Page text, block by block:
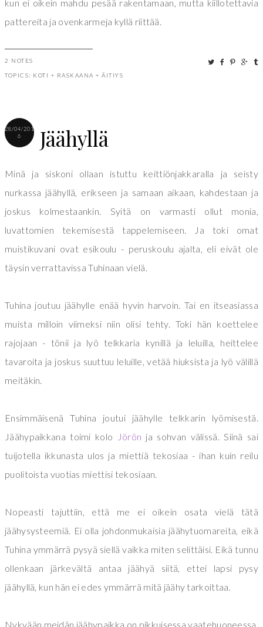
kun ei oikein mahdu pesää rakentamaan, mutta kiillotettavia
pattereita ja ovenkarmeja kyllä riittää.
2 NOTES
TOPICS: KOTI + RASKAANA + ÄITIYS
28/04/201
6
Jäähyllä
Minä ja siskoni ollaan istuttu keittiönjakkaralla ja seisty
nurkassa jäähyllä, erikseen ja samaan aikaan, kahdestaan ja
joskus kolmestaankin. Syitä on varmasti ollut monia,
luvattomien tekemisestä tappelemiseen. Ja toki omat
muistikuvani ovat esikoulu - peruskoulu ajalta, eli eivät ole
täysin verrattavissa Tuhinaan vielä.
Tuhina joutuu jäähylle enää hyvin harvoin. Tai en itseasiassa
muista milloin viimeksi niin olisi tehty. Toki hän koettelee
rajojaan - tönii ja lyö telkkaria kynillä ja leluilla, heittelee
tavaroita ja joskus suuttuu leluille, vetää hiuksista ja lyö välillä
meitäkin.
Ensimmäisenä Tuhina joutui jäähylle telkkarin lyömisestä.
Jäähypaikkana toimi kolo
Jörön ja sohvan välissä. Siinä sai
tuijotella ikkunasta ulos ja miettiä tekosiaa - ihan kuin reilu
puolitoista vuotias miettisi tekosiaan.
Nopeasti tajuttiin, että me ei oikein osata vielä tätä
jäähysysteemiä. Ei olla johdonmukaisia jäähytuomareita, eikä
Tuhina ymmärrä pysyä siellä vaikka miten selittäisi. Eikä tunnu
ollenkaan järkevältä antaa jäähyä siitä, ettei lapsi pysy
jäähyllä, kun hän ei edes ymmärrä mitä jäähy tarkoittaa.
Nykyään meidän jäähypaikka on pikkuisessa vaatehuoneessa.